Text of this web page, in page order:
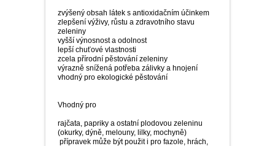
zvýšený obsah látek s antioxidačním účinkem
zlepšení výživy, růstu a zdravotního stavu
zeleniny
vyšší výnosnost a odolnost
lepší chuťové vlastnosti
zcela přírodní pěstování zeleniny
výrazně snížená potřeba zálivky a hnojení
vhodný pro ekologické pěstování
Vhodný pro
rajčata, papriky a ostatní plodovou zeleninu
(okurky, dýně, melouny, lilky, mochyně)
­ přípravek může být použit i pro fazole, hrách,